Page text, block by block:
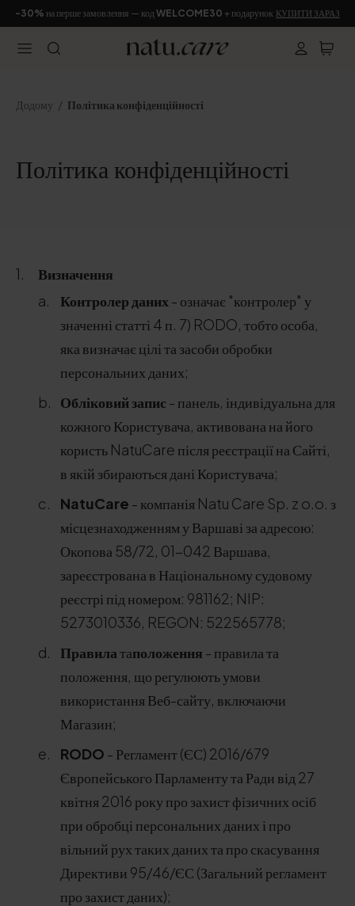
-30% на перше замовлення — код WELCOME30 + подарунок КУПИТИ ЗАРАЗ
Додому️ Політика конфіденційності
Політика конфіденційності
Визначення
Контролер даних - означає "контролер" у
значенні статті 4 п. 7) RODO, тобто особа,
яка визначає цілі та засоби обробки
персональних даних;
Обліковий запис - панель, індивідуальна для
кожного Користувача, активована на його
користь NatuCare після реєстрації на Сайті,
в якій збираються дані Користувача;
NatuCare - компанія Natu Care Sp. z o.o. з
місцезнаходженням у Варшаві за адресою:
Окопова 58/72, 01-042 Варшава,
зареєстрована в Національному судовому
реєстрі під номером: 981162; NIP:
5273010336, REGON: 522565778;
Правилатаположення - правила та
положення, що регулюють умови
використання Веб-сайту, включаючи
Магазин;
RODO - Регламент (ЄС) 2016/679
Європейського Парламенту та Ради від 27
квітня 2016 року про захист фізичних осіб
при обробці персональних даних і про
вільний рух таких даних та про скасування
Директиви 95/46/ЄС (Загальний регламент
про захист даних);